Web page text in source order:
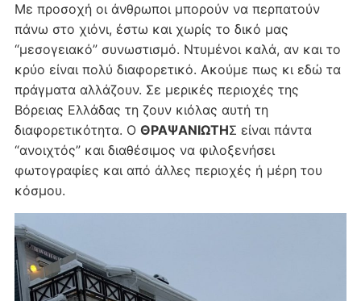
Με προσοχή οι άνθρωποι μπορούν να περπατούν
πάνω στο χιόνι, έστω και χωρίς το δικό μας
“μεσογειακό” συνωστισμό. Ντυμένοι καλά, αν και το
κρύο είναι πολύ διαφορετικό. Ακούμε πως κι εδώ τα
πράγματα αλλάζουν. Σε μερικές περιοχές της
Βόρειας Ελλάδας τη ζουν κιόλας αυτή τη
διαφορετικότητα. Ο ΘΡΑΨΑΝΙΩΤΗΣ είναι πάντα
“ανοιχτός” και διαθέσιμος να φιλοξενήσει
φωτογραφίες και από άλλες περιοχές ή μέρη του
κόσμου.